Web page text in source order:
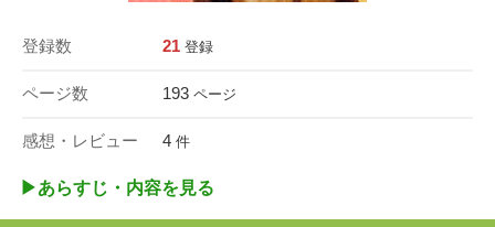
登録数 21 登録
ページ数 193 ページ
感想・レビュー 4 件
▶︎あらすじ・内容を見る